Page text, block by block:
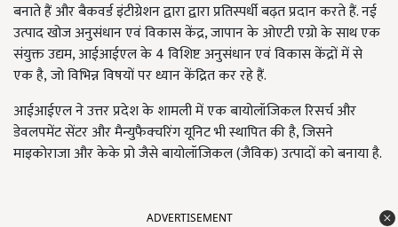
बनाते हैं और बैकवर्ड इंटीग्रेशन द्वारा द्वारा प्रतिस्पर्धी बढ़त प्रदान करते हैं. नई
उत्पाद खोज अनुसंधान एवं विकास केंद्र, जापान के ओएटी एग्रो के साथ एक
संयुक्त उद्यम, आईआईएल के 4 विशिष्ट अनुसंधान एवं विकास केंद्रों में से
एक है, जो विभिन्न विषयों पर ध्यान केंद्रित कर रहे हैं.
आईआईएल ने उत्तर प्रदेश के शामली में एक बायोलॉजिकल रिसर्च और
डेवलपमेंट सेंटर और मैन्युफैक्चरिंग यूनिट भी स्थापित की है, जिसने
माइकोराजा और केके प्रो जैसे बायोलॉजिकल (जैविक) उत्पादों को बनाया है.
ADVERTISEMENT